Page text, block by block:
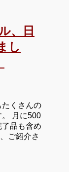
、日
し
くさんの
月に500
品も含め
ご紹介さ